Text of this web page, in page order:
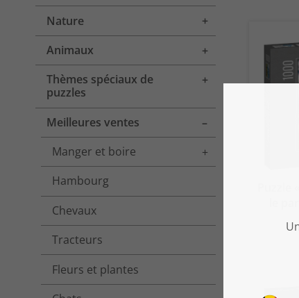
Nature
Toggle menu
Animaux
Toggle menu
Thèmes spéciaux de
puzzles
Toggle menu
Meilleures ventes
Toggle menu
Manger et boire
Toggle menu
Hambourg
Chevaux
Tracteurs
Fleurs et plantes
le